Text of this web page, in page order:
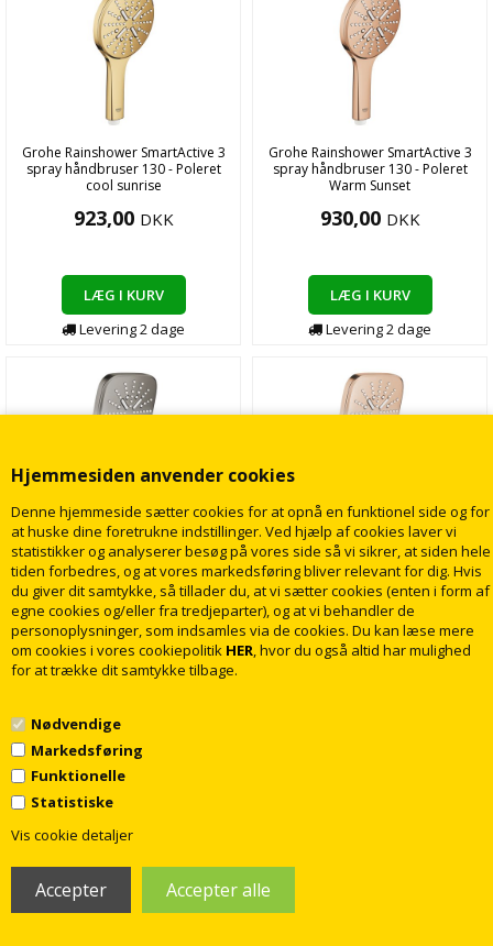
Hjemmesiden anvender cookies
Denne hjemmeside sætter cookies for at opnå en funktionel side og for
at huske dine foretrukne indstillinger. Ved hjælp af cookies laver vi
statistikker og analyserer besøg på vores side så vi sikrer, at siden hele
tiden forbedres, og at vores markedsføring bliver relevant for dig. Hvis
du giver dit samtykke, så tillader du, at vi sætter cookies (enten i form af
egne cookies og/eller fra tredjeparter), og at vi behandler de
personoplysninger, som indsamles via de cookies. Du kan læse mere
om cookies i vores cookiepolitik HER, hvor du også altid har mulighed
for at trække dit samtykke tilbage.
Nødvendige
Markedsføring
Funktionelle
Statistiske
Vis cookie detaljer
Grohe Rainshower SmartActive 3
spray håndbruser 130 - Poleret
cool sunrise
923,00 DKK
LÆG I KURV
Levering2dage
Grohe Rainshower SmartActive 3
spray håndbruser 130 - Poleret
Warm Sunset
930,00 DKK
LÆG I KURV
Levering2dage
Grohe Rainshower SmartActive
Cube 130 3 sprays Håndbruser -
Børstet Hard Graphite
987,00DKK
LÆG I KURV
Levering
Grohe Rainshower SmartActive
Cube 130 3 sprays Håndbruser -
Børstet warm sunset
1.098,00DKK